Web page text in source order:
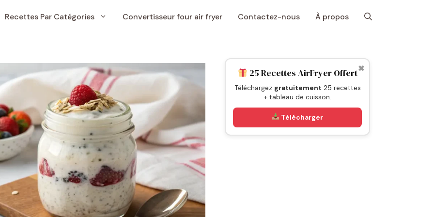
Recettes Par Catégories Convertisseur four air fryer Contactez-nous À propos
✖
25 Recettes AirFryer Offert
Téléchargez gratuitement 25 recettes
+ tableau de cuisson.
Télécharger